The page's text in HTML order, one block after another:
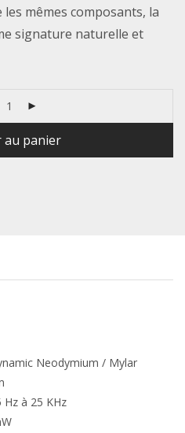
mêmes composants, la
signature naturelle et
au panier
Neodymium / Mylar
Hz à 25 KHz